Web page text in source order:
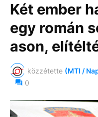
Két ember
egy román
ason,
közzétette (MTI /
0